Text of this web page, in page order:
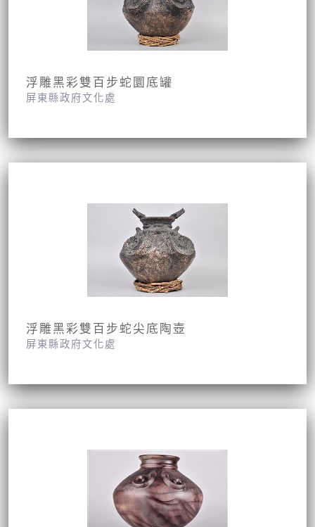
浮雕黑彩雙百步蛇圜底罐
屏東縣政府文化處
浮雕黑彩雙百步蛇尖底陶壺
屏東縣政府文化處